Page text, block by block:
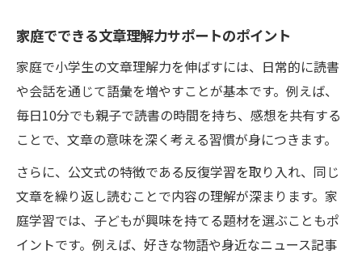
家庭でできる文章理解力サポートのポイント
家庭で小学生の文章理解力を伸ばすには、日常的に読書
や会話を通じて語彙を増やすことが基本です。例えば、
毎日10分でも親子で読書の時間を持ち、感想を共有する
ことで、文章の意味を深く考える習慣が身につきます。
さらに、公文式の特徴である反復学習を取り入れ、同じ
文章を繰り返し読むことで内容の理解が深まります。家
庭学習では、子どもが興味を持てる題材を選ぶこともポ
イントです。例えば、好きな物語や身近なニュース記事